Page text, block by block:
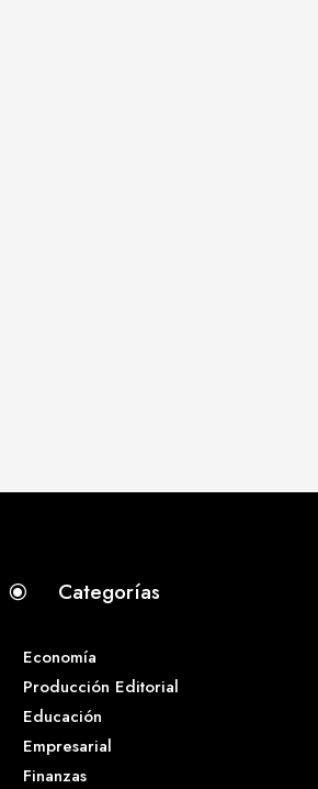
\ Categorías
Economía
Producción Editorial
Educación
Empresarial
Finanzas